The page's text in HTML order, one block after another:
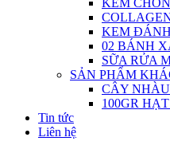
KEM
KEM
02 BÁNH
SỮA RỬA
SẢN PHẨM
CÂY
100GR
Tin tức
Liên hệ